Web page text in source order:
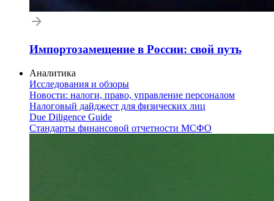
Импортозамещение в России: свой путь
Аналитика
Исследования и обзоры
Новости: налоги, право, управление персоналом
Налоговый дайджест для физических лиц
Due Diligence Guide
Стандарты финансовой отчетности МСФО